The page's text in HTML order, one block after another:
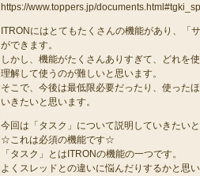
https://www.toppers.jp/
ITRONにはとてもたくさんの機能があり、「
ができます。
しかし、機能がたくさんありすぎて、どれを
理解して使うのが難しいと思います。
そこで、今後は最低限必要だったり、使った
いきたいと思います。
今回は「タスク」について説明していきたいと
☆これは必須の機能です☆
「タスク」とはITRONの機能の一つです。
よくスレッドとの違いに悩んだりするかと思